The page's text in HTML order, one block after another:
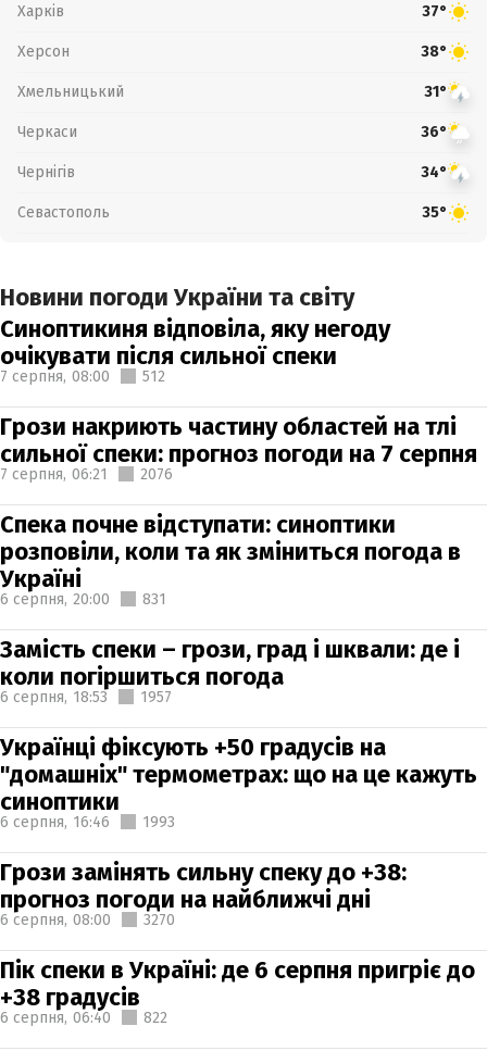
Харків 37°
Херсон 38°
Хмельницький 31°
Черкаси 36°
Чернігів 34°
Севастополь 35°
Новини погоди України та світу
Синоптикиня відповіла, яку негоду
очікувати після сильної спеки
7 серпня, 08:00 512
Грози накриють частину областей на тлі
сильної спеки: прогноз погоди на 7 серпня
7 серпня, 06:21 2076
Спека почне відступати: синоптики
розповіли, коли та як зміниться погода в
Україні
6 серпня, 20:00 831
Замість спеки – грози, град і шквали: де і
коли погіршиться погода
6 серпня, 18:53 1957
Українці фіксують +50 градусів на
"домашніх" термометрах: що на це кажуть
синоптики
6 серпня, 16:46 1993
Грози замінять сильну спеку до +38:
прогноз погоди на найближчі дні
6 серпня, 08:00 3270
Пік спеки в Україні: де 6 серпня пригріє до
+38 градусів
6 серпня, 06:40 822